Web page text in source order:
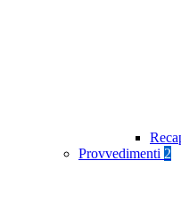
Provvedimenti 2